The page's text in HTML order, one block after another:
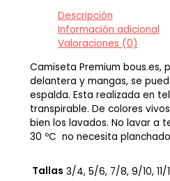
Descripción
Información adicional
Valoraciones (0)
Camiseta Premium bous.es,
delantera y mangas, se
espalda. Esta realizada en
transpirable. De colores
bien los lavados. No lavar a
30 ºC no necesita
Tallas 3/4, 5/6, 7/8, 9/10, 11/